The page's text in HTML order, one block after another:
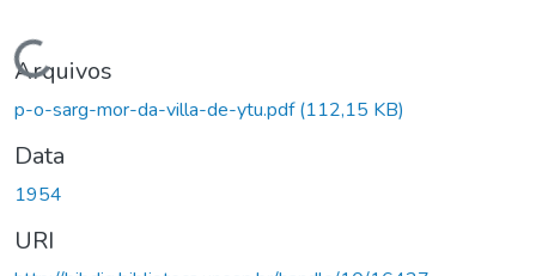
Carregando...
Arquivos
p-o-sarg-mor-da-villa-de-ytu.pdf(112,15 KB)
Data
1954
URI